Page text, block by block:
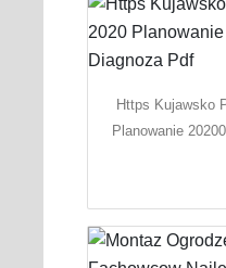
Https Kujawsko
Planowanie